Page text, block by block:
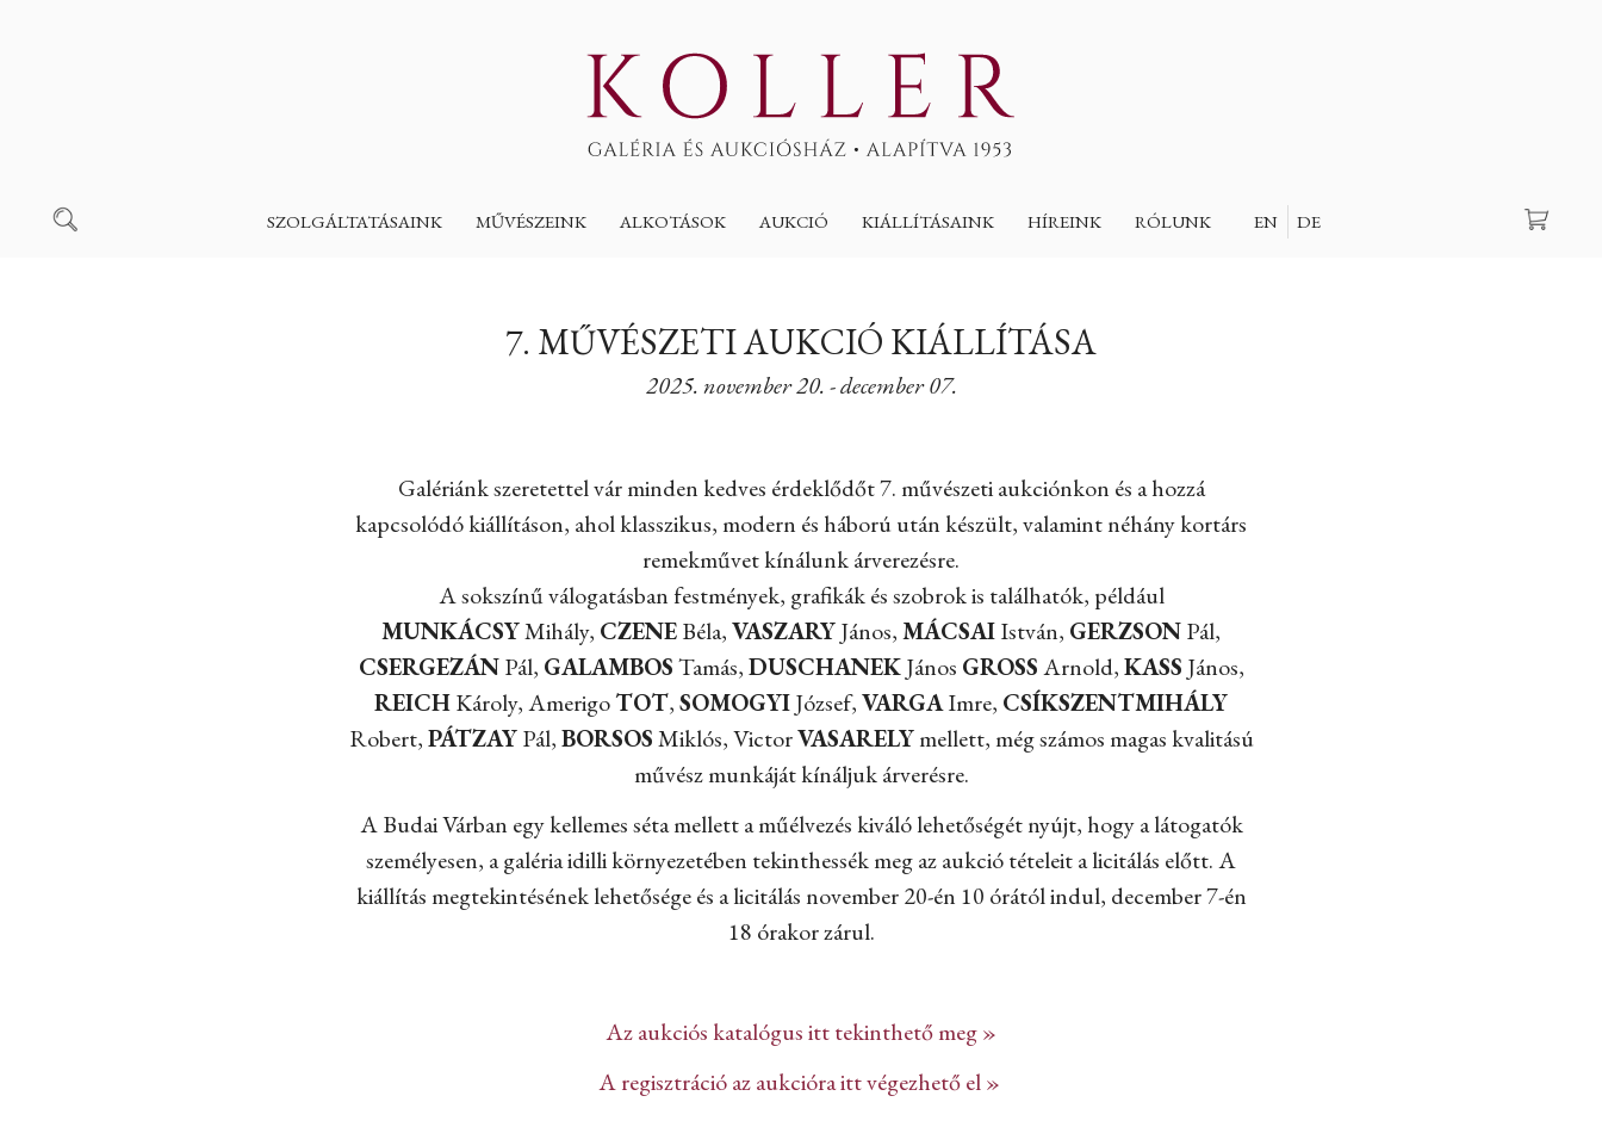
SZOLGÁLTATÁSAINK MŰVÉSZEINK ALKOTÁSOK AUKCIÓ KIÁLLÍTÁSAINK HÍREINK RÓLUNK EN DE
Keresés
7. MŰVÉSZETI AUKCIÓ KIÁLLÍTÁSA
2025. november 20. - december 07.
Galériánk szeretettel vár minden kedves érdeklődőt 7. művészeti aukciónkon és a hozzá
kapcsolódó kiállításon, ahol klasszikus, modern és háború után készült, valamint néhány kortárs
remekművet kínálunk árverezésre.
A sokszínű válogatásban festmények, grafikák és szobrok is találhatók, például
MUNKÁCSYMihály, CZENEBéla,VASZARYJános,MÁCSAIIstván, GERZSONPál,
CSERGEZÁNPál, GALAMBOSTamás,DUSCHANEKJános GROSSArnold,KASS János,
REICHKároly, AmerigoTOT,SOMOGYIJózsef,VARGAImre, CSÍKSZENTMIHÁLY
Robert,PÁTZAYPál,BORSOSMiklós, VictorVASARELYmellett, még számos magas kvalitású
művész munkáját kínáljuk árverésre.
A Budai Várban egy kellemes séta mellett a műélvezés kiváló lehetőségét nyújt, hogy a látogatók
személyesen, a galéria idilli környezetében tekinthessék meg az aukció tételeit a licitálás előtt. A
kiállítás megtekintésének lehetősége és a licitálás november 20-én 10 órától indul, december 7-én
18 órakor zárul.
Az aukciós katalógus itt tekinthető meg »
A regisztráció az aukcióra itt végezhető el »